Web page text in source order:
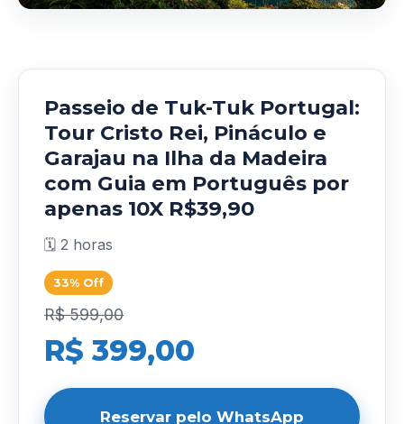
Passeio de Tuk-Tuk Portugal:
Tour Cristo Rei, Pináculo e
Garajau na Ilha da Madeira
com Guia em Português por
apenas 10X R$39,90
🗓️ 2 horas
33% Off
R$ 599,00
R$ 399,00
Reservar pelo WhatsApp